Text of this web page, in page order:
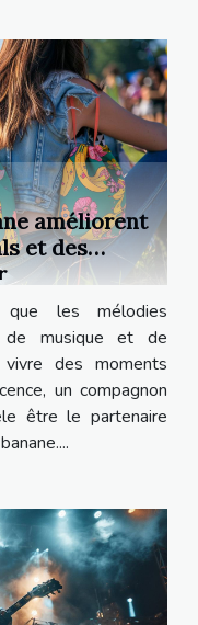
améliorent
et des
les mélodies
de musique et de
des moments
un compagnon
être le partenaire